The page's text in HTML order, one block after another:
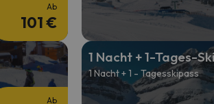
Ab
101 €
Ab
1 Nacht + 1-Tages-
1 Nacht + 1 - Tagesskipass